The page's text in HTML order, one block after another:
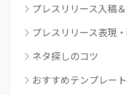
プレスリリース入稿
プレスリリース表現
ネタ探しのコツ
おすすめテンプレート